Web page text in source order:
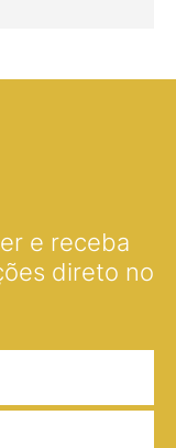
e receba
direto no